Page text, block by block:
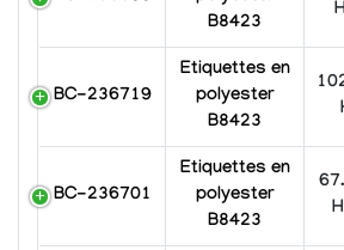
B8423
BC-236719
Etiquettes en
polyester
B8423
BC-236701
Etiquettes en
polyester
B8423